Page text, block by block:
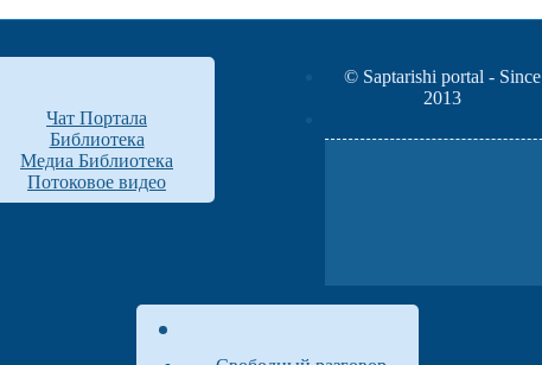
Чат Портала
Библиотека
Медиа Библиотека
Потоковое видео
© Saptarishi portal - Since
2013